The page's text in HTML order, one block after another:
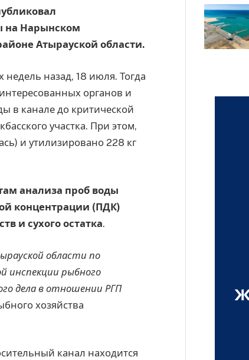
на Нарынском
Атырауской области.
назад, 18 июля. Тогда
органов и
в канале до критической
участка. При этом,
и утилизировано 228 кг
анализа проб воды
концентрации (ПДК)
и сухого остатка.
области по
инспекции рыбного
дела в отношении РГП
хозяйства
канал находится